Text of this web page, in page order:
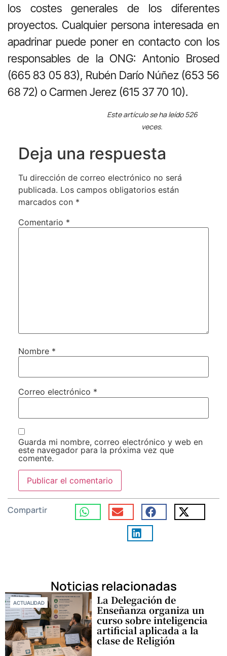
los costes generales de los diferentes
proyectos. Cualquier persona interesada en
apadrinar puede poner en contacto con los
responsables de la ONG: Antonio Brosed
(665 83 05 83), Rubén Darío Núñez (653 56
68 72) o Carmen Jerez (615 37 70 10).
Este artículo se ha leído 526
veces.
Deja una respuesta
Tu dirección de correo electrónico no será
publicada. Los campos obligatorios están
marcados con *
Comentario *
Nombre *
Correo electrónico *
Guarda mi nombre, correo electrónico y web en
este navegador para la próxima vez que
comente.
Compartir
Noticias relacionadas
ACTUALIDAD La Delegación de
Enseñanza organiza un
curso sobre inteligencia
artificial aplicada a la
clase de Religión